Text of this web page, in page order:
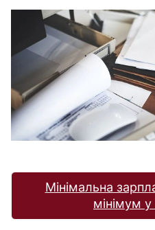
Мінімальна
мінімум